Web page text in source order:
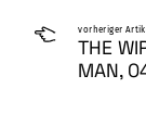
vorheriger
THE
MAN,